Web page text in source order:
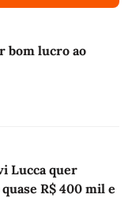
bom lucro ao
Lucca quer
R$ 400 mil e